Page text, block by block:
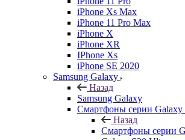
iPhone Xs Max
iPhone 11 Pro Max
iPhone X
iPhone XR
IPhone Xs
iPhone SE 2020
Samsung Galaxy
Назад
Samsung Galaxy
Смартфоны серии Galaxy
Назад
Смартфоны серии